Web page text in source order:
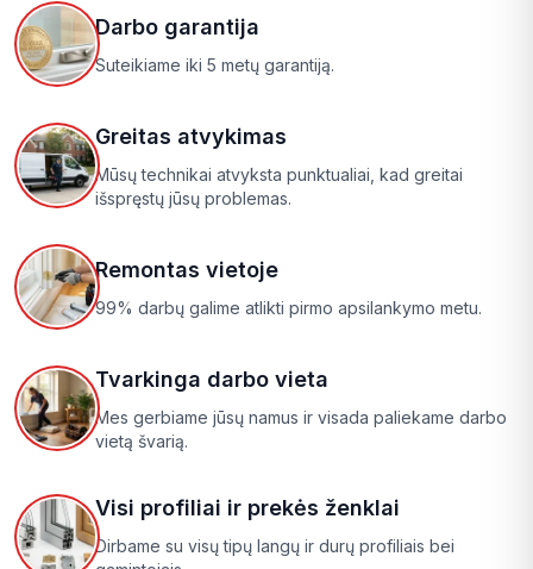
Darbo garantija
Suteikiame iki 5 metų garantiją.
Greitas atvykimas
Mūsų technikai atvyksta punktualiai, kad greitai
išspręstų jūsų problemas.
Remontas vietoje
99% darbų galime atlikti pirmo apsilankymo metu.
Tvarkinga darbo vieta
Mes gerbiame jūsų namus ir visada paliekame darbo
vietą švarią.
Visi profiliai ir prekės ženklai
Dirbame su visų tipų langų ir durų profiliais bei